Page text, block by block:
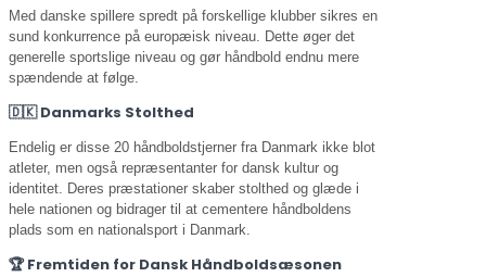
Med danske spillere spredt på forskellige klubber sikres en
sund konkurrence på europæisk niveau. Dette øger det
generelle sportslige niveau og gør håndbold endnu mere
spændende at følge.
🇩🇰 Danmarks Stolthed
Endelig er disse 20 håndboldstjerner fra Danmark ikke blot
atleter, men også repræsentanter for dansk kultur og
identitet. Deres præstationer skaber stolthed og glæde i
hele nationen og bidrager til at cementere håndboldens
plads som en nationalsport i Danmark.
🏆 Fremtiden for Dansk Håndboldsæsonen